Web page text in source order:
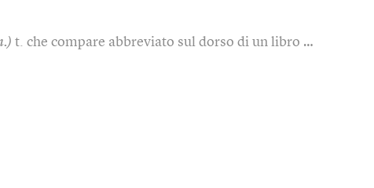
t. che compare abbreviato sul dorso di un libro …